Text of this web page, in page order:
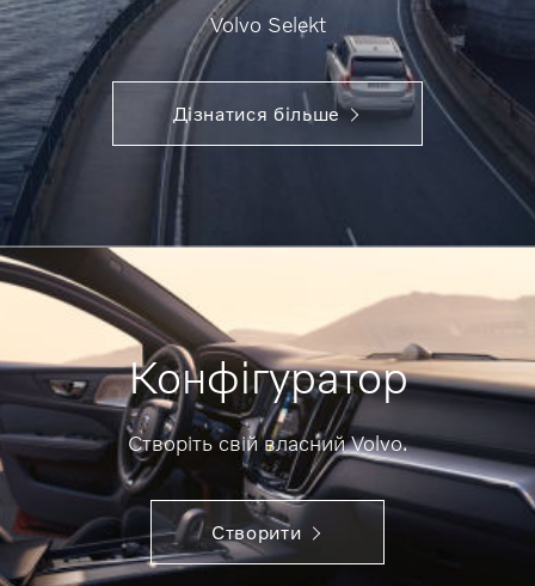
Volvo Selekt
Дізнатися більше
Конфігуратор
Створіть свій власний Volvo.
Створити